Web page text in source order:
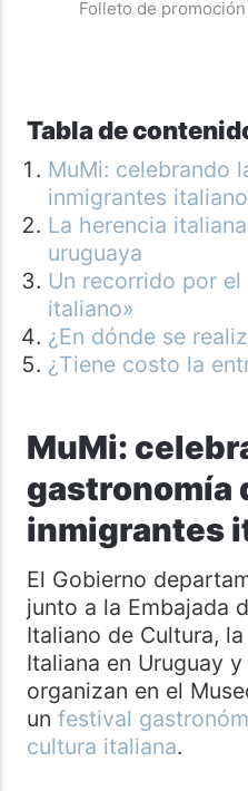
Folleto de
Tabla de
MuMi: celebrando
inmigrantes
La herencia
uruguaya
Un recorrido por
italiano»
¿En dónde se
¿Tiene costo la
MuMi:
gastronomía
inmigrantes
El Gobierno
junto a la Embajada
Italiano de Cultura,
Italiana en Uruguay
organizan en el
un festival
cultura italiana.